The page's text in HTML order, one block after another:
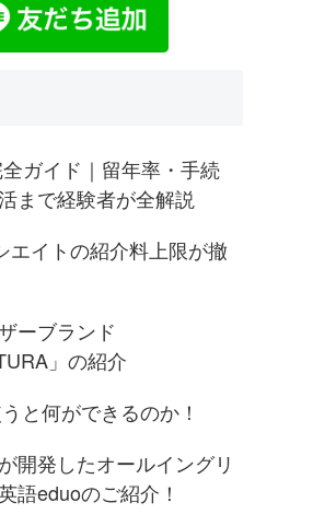
ガイド｜留年率・手続
まで経験者が全解説
エイトの紹介料上限が撤
ーブランド
」の紹介
と何ができるのか！
開発したオールイングリ
語eduoのご紹介！